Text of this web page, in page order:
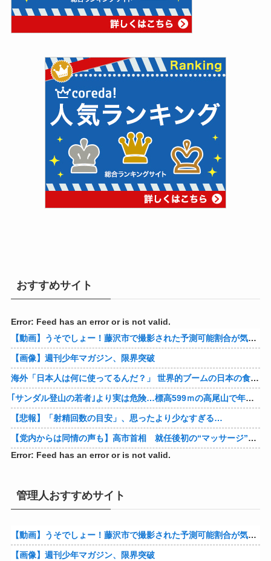
おすすめサイト
Error: Feed has an error or is not valid.
【動画】うそでしょー！藤沢市で撮影された予測可能割合が気になる事故のドラレコ。
【画像】週刊少年マガジン、限界突破
海外「日本人は何に使ってるんだ？」 世界的ブームの日本の食品、買ってみたものの使い道が分からない外国人が続出
｢サンダル登山の若者｣より実は危険…標高599ｍの高尾山で年間100件超の遭難事故を起こしている張本人「中高年の転倒事故」
【悲報】「射精回数の目安」、思ったより少なすぎる…
【党内からは同情の声も】高市首相 就任後初の“マッサージ”報道に「疲れてるアピ？」とSNSでは一部から冷ややかな声…被災地視察“PV動画”から続く不信
Error: Feed has an error or is not valid.
管理人おすすめサイト
【動画】うそでしょー！藤沢市で撮影された予測可能割合が気になる事故のドラレコ。
【画像】週刊少年マガジン、限界突破